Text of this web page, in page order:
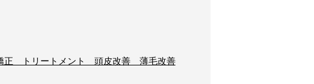
正 トリートメント 頭皮改善 薄毛改善